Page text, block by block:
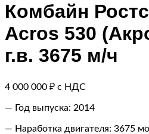
Комбайн
Acros 530
г.в. 3675 м/ч
4 000 000 ₽ с НДС
— Год выпуска: 2014
— Наработка двигателя: 3675